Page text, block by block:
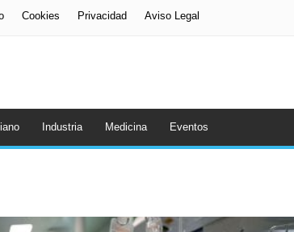
Cookies Privacidad Aviso Legal
Industria Medicina Eventos